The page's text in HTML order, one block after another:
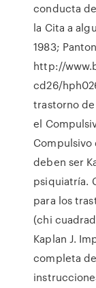
conducta
la Cita a
1983;
http://
cd26/
trastorno
el
Compulsivo
deben ser
psiquiatría.
para los
(chi
Kaplan J.
completa